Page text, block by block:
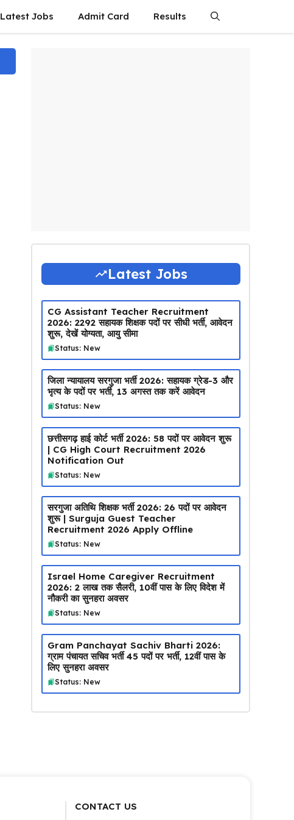
Latest Jobs Admit Card Results
Latest Jobs
CG Assistant Teacher Recruitment
2026: 2292 सहायक शिक्षक पदों पर सीधी भर्ती, आवेदन
शुरू, देखें योग्यता, आयु सीमा
Status: New
जिला न्यायालय सरगुजा भर्ती 2026: सहायक ग्रेड-3 और
भृत्य के पदों पर भर्ती, 13 अगस्त तक करें आवेदन
Status: New
छत्तीसगढ़ हाई कोर्ट भर्ती 2026: 58 पदों पर आवेदन शुरू
| CG High Court Recruitment 2026
Notification Out
Status: New
सरगुजा अतिथि शिक्षक भर्ती 2026: 26 पदों पर आवेदन
शुरू | Surguja Guest Teacher
Recruitment 2026 Apply Offline
Status: New
Israel Home Caregiver Recruitment
2026: ₹2 लाख तक सैलरी, 10वीं पास के लिए विदेश में
नौकरी का सुनहरा अवसर
Status: New
Gram Panchayat Sachiv Bharti 2026:
ग्राम पंचायत सचिव भर्ती 45 पदों पर भर्ती, 12वीं पास के
लिए सुनहरा अवसर
Status: New
CONTACT US